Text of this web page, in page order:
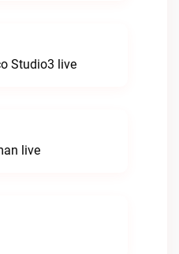
Studio3 live
live